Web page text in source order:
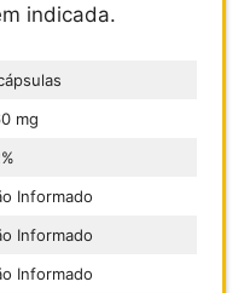
indicada.
mg
Informado
Informado
Informado